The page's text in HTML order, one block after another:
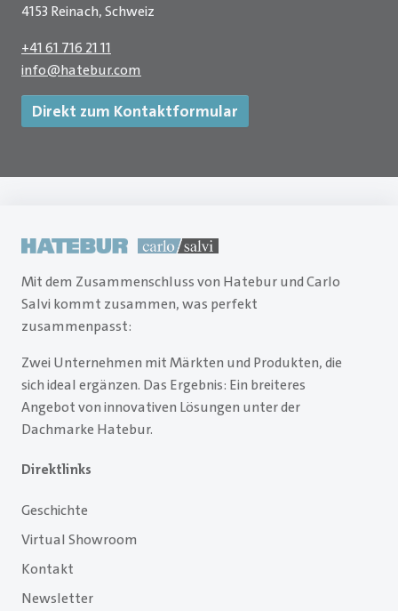
4153 Reinach, Schweiz
+41 61 716 21 11
info@hatebur.com
Direkt zum Kontaktformular
Mit dem Zusammenschluss von Hatebur und Carlo
Salvi kommt zusammen, was perfekt
zusammenpasst:
Zwei Unternehmen mit Märkten und Produkten, die
sich ideal ergänzen. Das Ergebnis: Ein breiteres
Angebot von innovativen Lösungen unter der
Dachmarke Hatebur.
Direktlinks
Geschichte
Virtual Showroom
Kontakt
Newsletter